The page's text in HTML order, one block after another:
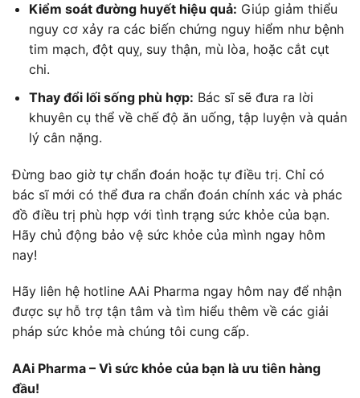
Kiểm soát đường huyết hiệu quả: Giúp giảm thiểu
nguy cơ xảy ra các biến chứng nguy hiểm như bệnh
tim mạch, đột quỵ, suy thận, mù lòa, hoặc cắt cụt
chi.
Thay đổi lối sống phù hợp: Bác sĩ sẽ đưa ra lời
khuyên cụ thể về chế độ ăn uống, tập luyện và quản
lý cân nặng.
Đừng bao giờ tự chẩn đoán hoặc tự điều trị. Chỉ có
bác sĩ mới có thể đưa ra chẩn đoán chính xác và phác
đồ điều trị phù hợp với tình trạng sức khỏe của bạn.
Hãy chủ động bảo vệ sức khỏe của mình ngay hôm
nay!
Hãy liên hệ hotline AAi Pharma ngay hôm nay để nhận
được sự hỗ trợ tận tâm và tìm hiểu thêm về các giải
pháp sức khỏe mà chúng tôi cung cấp.
AAi Pharma – Vì sức khỏe của bạn là ưu tiên hàng
đầu!